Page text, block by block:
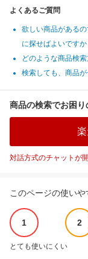
よくあるご質問
欲しい商品がある
に探せばよいですか
どのような商品検
検索しても、商品
商品の検索でお困
対話方式のチャットが開
このページの使い
1 2
とても使いにくい